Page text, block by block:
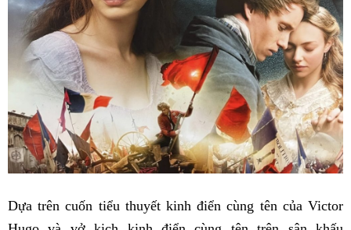
Dựa trên cuốn tiểu thuyết kinh điển cùng tên của Victor